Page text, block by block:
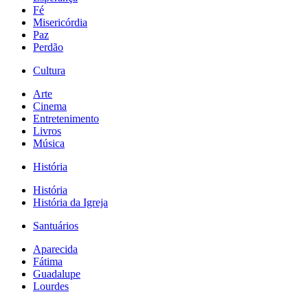
Fé
Misericórdia
Paz
Perdão
Cultura
Arte
Cinema
Entretenimento
Livros
Música
História
História
História da Igreja
Santuários
Aparecida
Fátima
Guadalupe
Lourdes